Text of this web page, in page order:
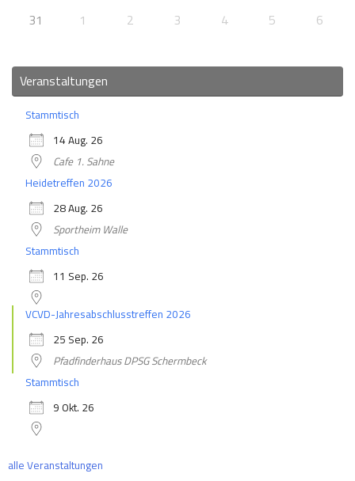
31 1 2 3 4 5 6
Veranstaltungen
Stammtisch
14 Aug. 26
Cafe 1. Sahne
Heidetreffen 2026
28 Aug. 26
Sportheim Walle
Stammtisch
11 Sep. 26
VCVD-Jahresabschlusstreffen 2026
25 Sep. 26
Pfadfinderhaus DPSG Schermbeck
Stammtisch
9 Okt. 26
alle Veranstaltungen